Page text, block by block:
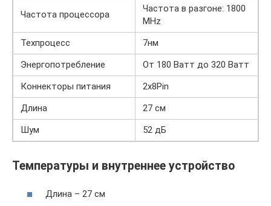
Частота процессора
Частота в разгоне: 1800
MHz
Техпроцесс
7нм
Энергопотребление
От 180 Ватт до 320 Ватт
Коннекторы питания
2x8Pin
Длина
27 см
Шум
52 дБ
Температуры и внутреннее устройство
Длина – 27 см